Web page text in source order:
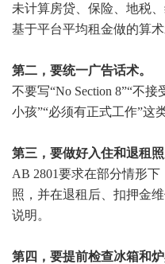
未计算房贷、保险、地税
基于平台平均租金做的算
第二，要统一广告话术。
不要写“No Section 8”“不
小孩”“必须有正式工作”这
第三，要做好入住和退租照
AB 2801要求在部分情形
照，并在退租后、扣押金
说明。
第四，要提前检查冰箱和炉